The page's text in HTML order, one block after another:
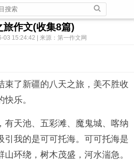
旅作文(收集8篇)
03 15:24:42 | 来源：第一作文网
束了新疆的八天之旅，美不胜收
乐。
有天池、五彩滩、魔鬼城、喀纳
引我的是可可托海。可可托海是
环绕，树木茂盛，河水湍急。